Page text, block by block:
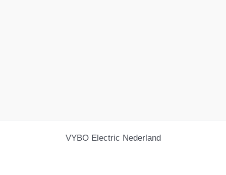
VYBO Electric Nederland